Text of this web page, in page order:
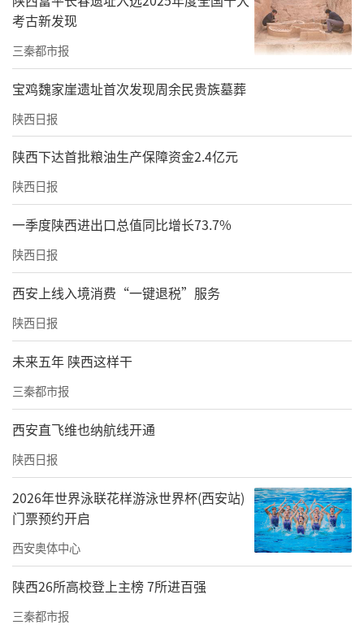
考古新发现
三秦都市报
宝鸡魏家崖遗址首次发现周余民贵族墓葬
陕西日报
陕西下达首批粮油生产保障资金2.4亿元
陕西日报
一季度陕西进出口总值同比增长73.7%
陕西日报
西安上线入境消费“一键退税”服务
陕西日报
未来五年 陕西这样干
三秦都市报
西安直飞维也纳航线开通
陕西日报
2026年世界泳联花样游泳世界杯(西安站)
门票预约开启
西安奥体中心
陕西26所高校登上主榜 7所进百强
三秦都市报